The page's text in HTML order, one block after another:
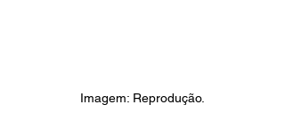
Imagem: Reprodução.